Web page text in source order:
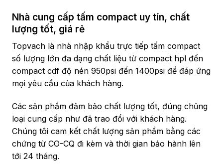
Nhà cung cấp tấm compact uy tín, chất
lượng tốt, giá rẻ
Topvach là nhà nhập khẩu trực tiếp tấm compact
số lượng lớn đa dạng chất liệu từ compact hpl đến
compact cdf độ nén 950psi đến 1400psi để đáp ứng
mọi yêu cầu của khách hàng.
Các sản phẩm đảm bảo chất lượng tốt, đúng chủng
loại cung cấp như đã trao đổi với khách hàng.
Chúng tôi cam kết chất lượng sản phẩm bằng các
chứng từ CO-CQ đi kèm và thời gian bảo hành lên
tới 24 tháng.